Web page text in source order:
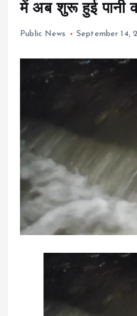
में अब शुरू हुई पानी
Public News September 14,